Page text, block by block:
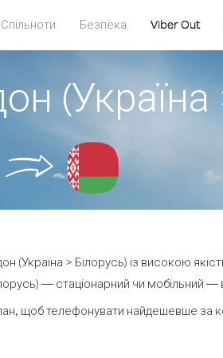
Спільноти Безпека Viber Out
(Україна
(Україна > Білорусь) із високою
— стаціонарний чи мобільний —
щоб телефонувати найдешевше за